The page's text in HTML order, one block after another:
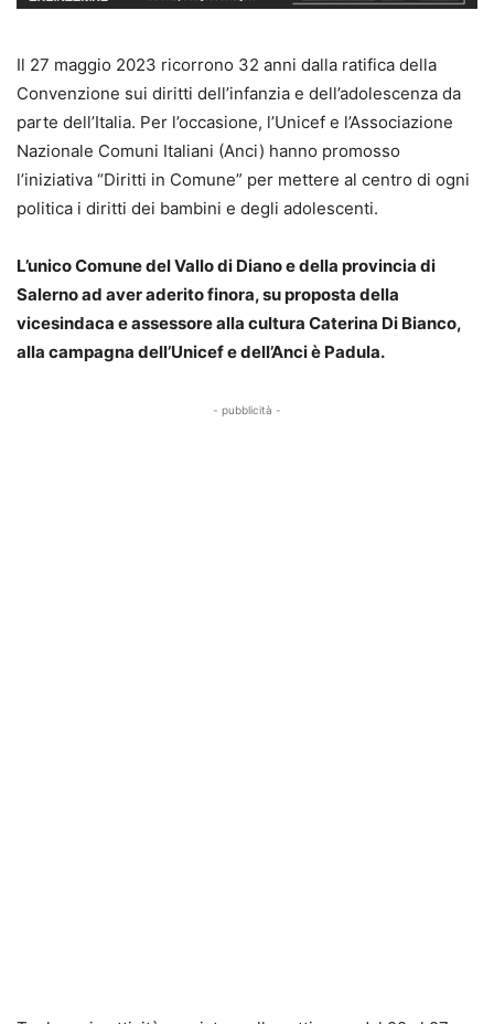
Il 27 maggio 2023 ricorrono 32 anni dalla ratifica della
Convenzione sui diritti dell’infanzia e dell’adolescenza da
parte dell’Italia. Per l’occasione, l’Unicef e l’Associazione
Nazionale Comuni Italiani (Anci) hanno promosso
l’iniziativa “Diritti in Comune” per mettere al centro di ogni
politica i diritti dei bambini e degli adolescenti.
L’unico Comune del Vallo di Diano e della provincia di
Salerno ad aver aderito finora, su proposta della
vicesindaca e assessore alla cultura Caterina Di Bianco,
alla campagna dell’Unicef e dell’Anci è Padula.
- pubblicità -